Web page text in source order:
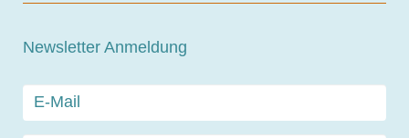
Newsletter Anmeldung